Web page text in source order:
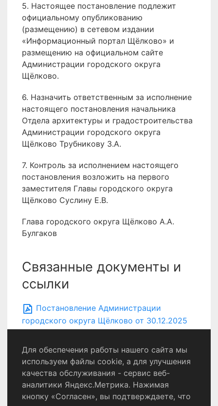
5. Настоящее постановление подлежит
официальному опубликованию
(размещению) в сетевом издании
«Информационный портал Щёлково» и
размещению на официальном сайте
Администрации городского округа
Щёлково.
6. Назначить ответственным за исполнение
настоящего постановления начальника
Отдела архитектуры и градостроительства
Администрации городского округа
Щёлково Трубникову З.А.
7. Контроль за исполнением настоящего
постановления возложить на первого
заместителя Главы городского округа
Щёлково Суслину Е.В.
Глава городского округа Щёлково А.А.
Булгаков
Связанные документы и
ссылки
Постановление Администрации
городского округа Щёлково от 30.12.2025
№ 5149
Политика конфиденциальности
Согласие на обработку персональных данных
Для обеспечения работы нашего сайта мы
используем файлы cookie, а для улучшения
качества обслуживания - сервис веб-
аналитики Яндекс.Метрика. Нажимая
кнопку «Согласен», вы подтверждаете, что